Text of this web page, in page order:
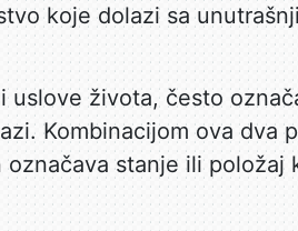
koje dolazi sa
života, često
Kombinacijom ova dva
stanje ili položaj